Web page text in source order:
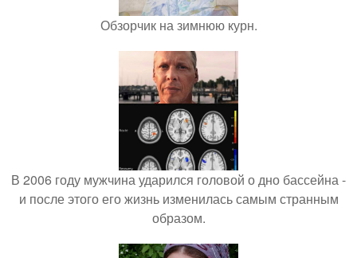
Обзорчик на зимнюю курн.
В 2006 году мужчина ударился головой о дно бассейна -
и после этого его жизнь изменилась самым странным
образом.